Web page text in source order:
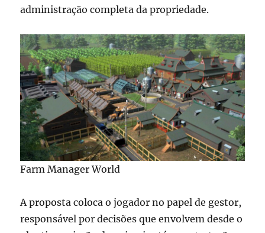
administração completa da propriedade.
Farm Manager World
A proposta coloca o jogador no papel de gestor,
responsável por decisões que envolvem desde o